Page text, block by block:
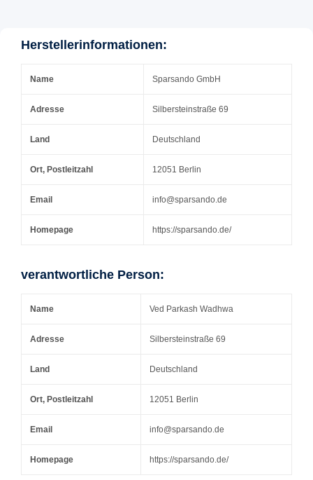
Herstellerinformationen:
Name Sparsando GmbH
Adresse Silbersteinstraße 69
Land Deutschland
Ort, Postleitzahl 12051 Berlin
Email info@sparsando.de
Homepage https://sparsando.de/
verantwortliche Person:
Name Ved Parkash Wadhwa
Adresse Silbersteinstraße 69
Land Deutschland
Ort, Postleitzahl 12051 Berlin
Email info@sparsando.de
Homepage https://sparsando.de/